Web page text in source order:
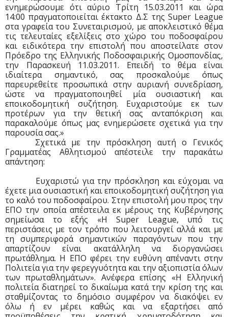
ενημερώσουμε ότι αύριο Τρίτη 15.03.2011 και ώρα
14:00 πραγματοποιείται έκτακτο Δ.Σ της Super League
στα γραφεία του Συνεταιρισμού, με αποκλειστικό θέμα
τις τελευταίες εξελίξεις στο χώρο του ποδοσφαίρου
και ειδικότερα την επιστολή που αποστείλατε στον
Πρόεδρο της Ελληνικής Ποδοσφαιρικής Ομοσπονδίας,
την Παρασκευή 11.03.2011. Επειδή το θέμα είναι
ιδιαίτερα σημαντικό, σας προσκαλούμε όπως
παρευρεθείτε προσωπικά στην αυριανή συνεδρίαση,
ώστε να πραγματοποιηθεί μία ουσιαστική και
εποικοδομητική συζήτηση. Ευχαριστούμε εκ των
προτέρων για την θετική σας ανταπόκριση και
παρακαλούμε όπως μας ενημερώσετε σχετικά για την
παρουσία σας.»
Σχετικά με την πρόσκληση αυτή ο Γενικός
Γραμματέας Αθλητισμού απέστειλε την παρακάτω
απάντηση:
Ευχαριστώ για την πρόσκληση και εύχομαι να
έχετε μια ουσιαστική και εποικοδομητική συζήτηση για
το καλό του ποδοσφαίρου. Στην επιστολή μου προς την
ΕΠΟ την οποία απέστειλα εκ μέρους της Κυβέρνησης
σημείωσα το εξής «Η Super League, υπό τις
περιστάσεις με τον τρόπο που λειτουργεί αλλά και με
τη συμπεριφορά σημαντικών παραγόντων που την
απαρτίζουν είναι ακατάλληλη να διοργανώσει
πρωτάθλημα. Η ΕΠΟ φέρει την ευθύνη απέναντι στην
Πολιτεία για την φερεγγυότητα και την αξιοπιστία όλων
των πρωταθλημάτων». Ανέφερα επίσης «Η Ελληνική
πολιτεία διατηρεί το δικαίωμα κατά την κρίση της και
σταθμίζοντας το δημόσιο συμφέρον να διακόψει εν
όλω ή εν μέρει καθώς και να εξαρτήσει από